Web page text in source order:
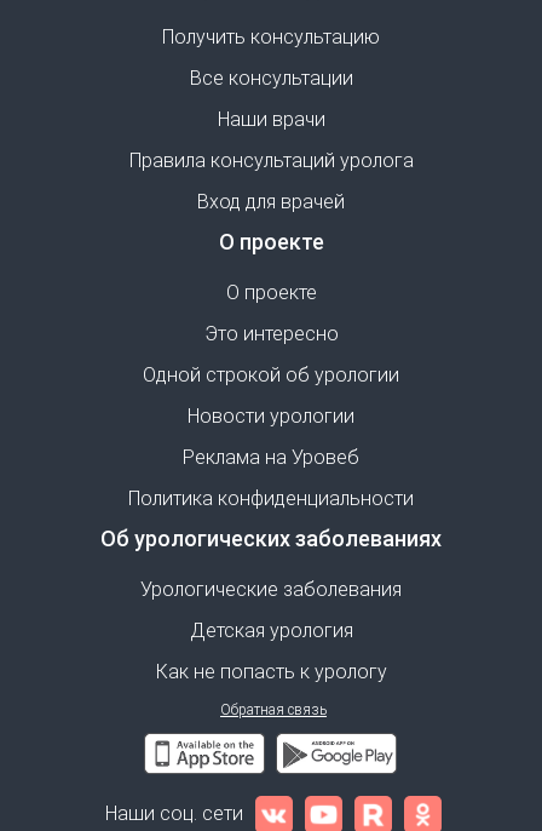
Получить консультацию
Все консультации
Наши врачи
Правила консультаций уролога
Вход для врачей
О проекте
О проекте
Это интересно
Одной строкой об урологии
Новости урологии
Реклама на Уровеб
Политика конфиденциальности
Об урологических заболеваниях
Урологические заболевания
Детская урология
Как не попасть к урологу
Обратная связь
Наши соц. сети